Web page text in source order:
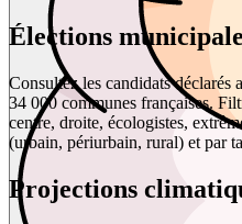
Élections
Consultez les candidats déclarés
34 000 communes françaises.
centre, droite, écologistes,
(urbain, périurbain, rural) et par
Projections